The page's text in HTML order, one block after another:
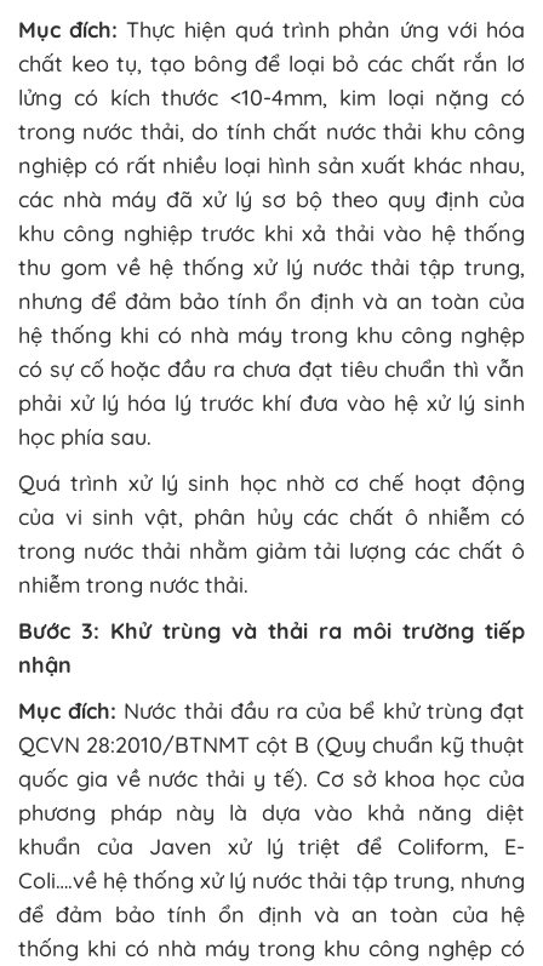
Mục đích: Thực hiện quá trình phản ứng với hóa
chất keo tụ, tạo bông để loại bỏ các chất rắn lơ
lửng có kích thước <10-4mm, kim loại nặng có
trong nước thải, do tính chất nước thải khu công
nghiệp có rất nhiều loại hình sản xuất khác nhau,
các nhà máy đã xử lý sơ bộ theo quy định của
khu công nghiệp trước khi xả thải vào hệ thống
thu gom về hệ thống xử lý nước thải tập trung,
nhưng để đảm bảo tính ổn định và an toàn của
hệ thống khi có nhà máy trong khu công nghệp
có sự cố hoặc đầu ra chưa đạt tiêu chuẩn thì vẫn
phải xử lý hóa lý trước khí đưa vào hệ xử lý sinh
học phía sau.
Quá trình xử lý sinh học nhờ cơ chế hoạt động
của vi sinh vật, phân hủy các chất ô nhiễm có
trong nước thải nhằm giảm tải lượng các chất ô
nhiễm trong nước thải.
Bước 3: Khử trùng và thải ra môi trường tiếp
nhận
Mục đích: Nước thải đầu ra của bể khử trùng đạt
QCVN 28:2010/BTNMT cột B (Quy chuẩn kỹ thuật
quốc gia về nước thải y tế). Cơ sở khoa học của
phương pháp này là dựa vào khả năng diệt
khuẩn của Javen xử lý triệt để Coliform, E-
Coli….về hệ thống xử lý nước thải tập trung, nhưng
để đảm bảo tính ổn định và an toàn của hệ
thống khi có nhà máy trong khu công nghệp có